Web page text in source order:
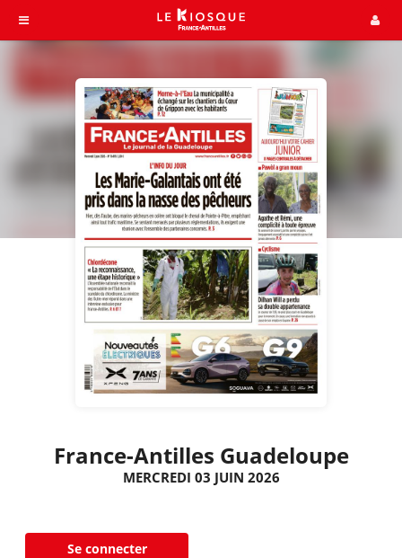
France-Antilles Guadeloupe
MERCREDI 03 JUIN 2026
Se connecter